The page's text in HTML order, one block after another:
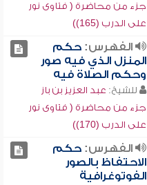
جزء من محاضرة ( فتاوى نور
على الدرب (165))
الفهرس:حكم
المنزل الذي فيه صور
وحكم الصلاة فيه
للشيخ: عبد العزيز بن باز
جزء من محاضرة ( فتاوى نور
على الدرب (170))
الفهرس:حكم
الاحتفاظ بالصور
الفوتوغرافية